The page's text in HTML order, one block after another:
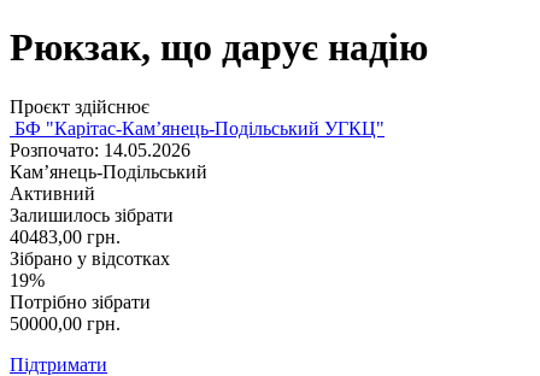
Рюкзак, що дарує надію
Проєкт здійснює
БФ "Карітас-Кам’янець-Подільський УГКЦ"
Розпочато: 14.05.2026
Камʼянець-Подільський
Активний
Залишилось зібрати
40483,00 грн.
Зібрано у відсотках
19%
Потрібно зібрати
50000,00 грн.
Підтримати